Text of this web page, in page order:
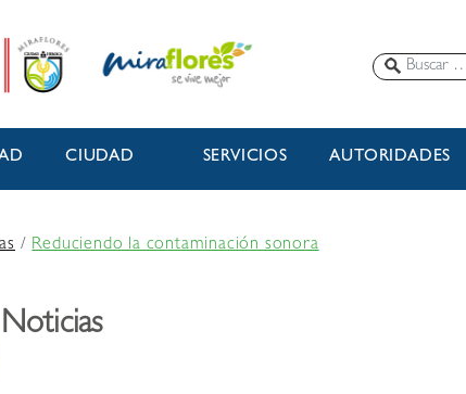
CIUDAD SERVICIOS AUTORIDADES
/Reduciendo la contaminación sonora
Noticias